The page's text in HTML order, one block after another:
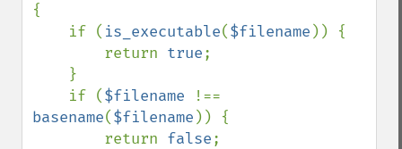
{
    if (
is_executable($filename )) {
        return
true;
    if (
$filename
basename($filename )) {
        return
false;